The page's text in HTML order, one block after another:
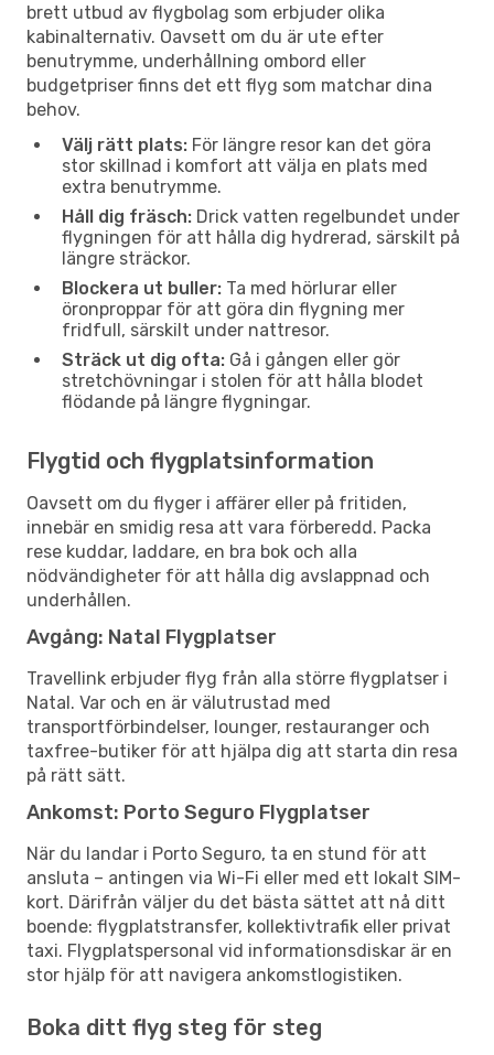
brett utbud av flygbolag som erbjuder olika
kabinalternativ. Oavsett om du är ute efter
benutrymme, underhållning ombord eller
budgetpriser finns det ett flyg som matchar dina
behov.
Välj rätt plats: För längre resor kan det göra
stor skillnad i komfort att välja en plats med
extra benutrymme.
Håll dig fräsch: Drick vatten regelbundet under
flygningen för att hålla dig hydrerad, särskilt på
längre sträckor.
Blockera ut buller: Ta med hörlurar eller
öronproppar för att göra din flygning mer
fridfull, särskilt under nattresor.
Sträck ut dig ofta: Gå i gången eller gör
stretchövningar i stolen för att hålla blodet
flödande på längre flygningar.
Flygtid och flygplatsinformation
Oavsett om du flyger i affärer eller på fritiden,
innebär en smidig resa att vara förberedd. Packa
rese kuddar, laddare, en bra bok och alla
nödvändigheter för att hålla dig avslappnad och
underhållen.
Avgång: Natal Flygplatser
Travellink erbjuder flyg från alla större flygplatser i
Natal. Var och en är välutrustad med
transportförbindelser, lounger, restauranger och
taxfree-butiker för att hjälpa dig att starta din resa
på rätt sätt.
Ankomst: Porto Seguro Flygplatser
När du landar i Porto Seguro, ta en stund för att
ansluta – antingen via Wi-Fi eller med ett lokalt SIM-
kort. Därifrån väljer du det bästa sättet att nå ditt
boende: flygplatstransfer, kollektivtrafik eller privat
taxi. Flygplatspersonal vid informationsdiskar är en
stor hjälp för att navigera ankomstlogistiken.
Boka ditt flyg steg för steg